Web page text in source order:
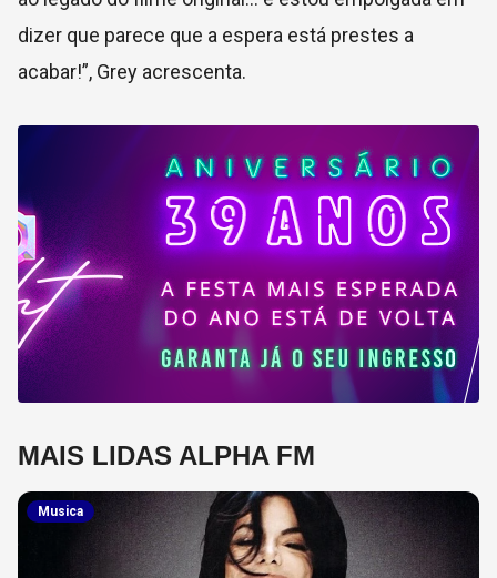
dizer que parece que a espera está prestes a
acabar!”, Grey acrescenta.
MAIS LIDAS ALPHA FM
Musica